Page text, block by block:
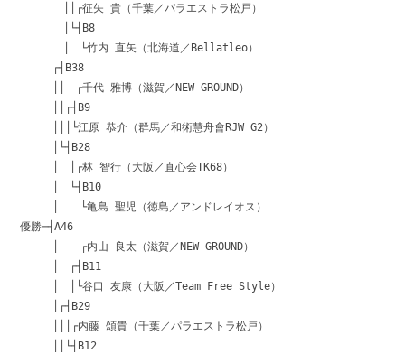
││┌征矢 貴（千葉／パラエストラ松戸）
│└┤B8
│ └竹内 直矢（北海道／Bellatleo）
┌┤B38
││ ┌千代 雅博（滋賀／NEW GROUND）
││┌┤B9
│││└江原 恭介（群馬／和術慧舟會RJW G2）
│└┤B28
│ │┌林 智行（大阪／直心会TK68）
│ └┤B10
│ └亀島 聖児（徳島／アンドレイオス）
優勝─┤A46
│ ┌内山 良太（滋賀／NEW GROUND）
│ ┌┤B11
│ │└谷口 友康（大阪／Team Free Style）
│┌┤B29
│││┌内藤 頌貴（千葉／パラエストラ松戸）
││└┤B12